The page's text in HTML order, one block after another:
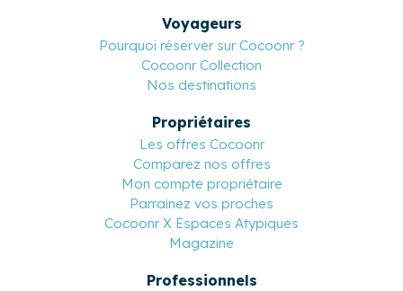
Voyageurs
Pourquoi réserver sur Cocoonr ?
Cocoonr Collection
Nos destinations
Propriétaires
Les offres Cocoonr
Comparez nos offres
Mon compte propriétaire
Parrainez vos proches
Cocoonr X Espaces Atypiques
Magazine
Professionnels